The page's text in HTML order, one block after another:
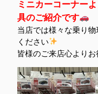
ミニカーコーナー
具のご紹介です
当店では様々な乗り
ください
皆様のご来店心よりお